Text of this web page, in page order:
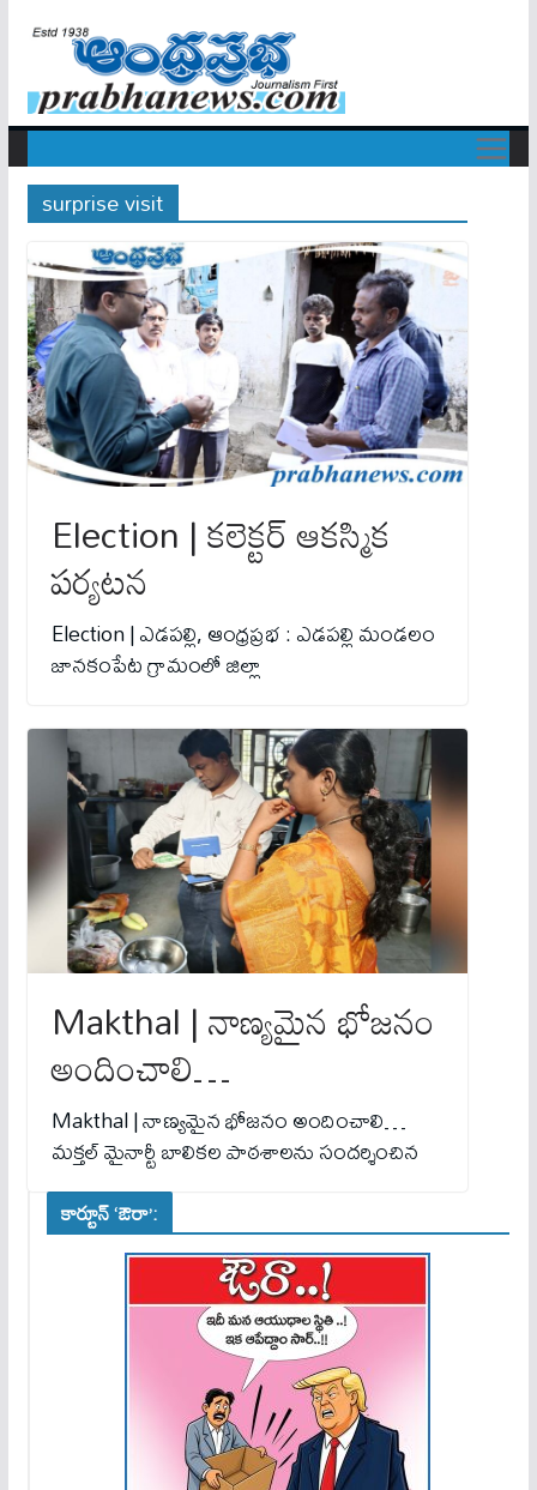
surprise visit
Election | కలెక్టర్ ఆకస్మిక
పర్యటన
Election | ఎడపల్లి, ఆంధ్రప్రభ : ఎడపల్లి మండలం
జానకంపేట గ్రామంలో జిల్లా
Makthal | నాణ్యమైన భోజనం
అందించాలి…
Makthal | నాణ్యమైన భోజనం అందించాలి…
మక్తల్ మైనార్టీ బాలికల పాఠశాలను సందర్శించిన
కార్టూన్ ‘ఔరా’: